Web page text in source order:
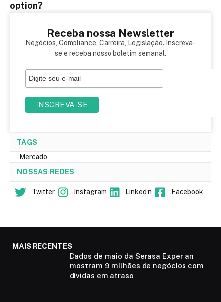
option?
Receba nossa Newsletter
Negócios, Compliance, Carreira, Legislação. Inscreva-
se e receba nosso boletim semanal.
TAGS
Mercado
NOSSAS REDES
Twitter Instagram Linkedin Facebook
MAIS RECENTES
Dados de maio da Serasa Experian
mostram 9 milhões de negócios com
dívidas em atraso